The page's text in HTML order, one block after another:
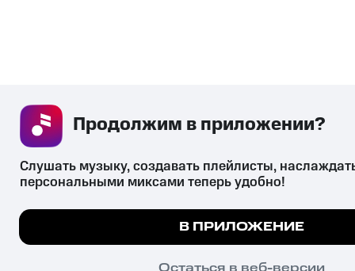
Мы используем куки, чтобы на сайте все
ПОНЯТНО
Продолжим в приложении?
Слушать музыку, создавать плейлисты,
персональными миксами теперь удобно!
В ПРИЛОЖЕНИЕ
Остаться в веб-версии